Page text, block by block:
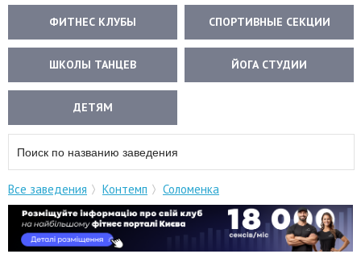
ФИТНЕС КЛУБЫ СПОРТИВНЫЕ СЕКЦИИ
ШКОЛЫ ТАНЦЕВ ЙОГА СТУДИИ
ДЕТЯМ
Все заведения Контемп Соломенка